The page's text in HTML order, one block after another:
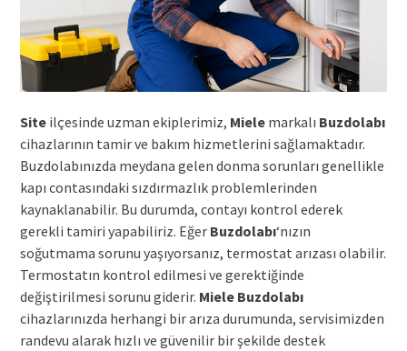
Siteilçesinde uzman ekiplerimiz, Mielemarkalı Buzdolabı
cihazlarının tamir ve bakım hizmetlerini sağlamaktadır.
Buzdolabınızda meydana gelen donma sorunları genellikle
kapı contasındaki sızdırmazlık problemlerinden
kaynaklanabilir. Bu durumda, contayı kontrol ederek
gerekli tamiri yapabiliriz. Eğer Buzdolabı‘nızın
soğutmama sorunu yaşıyorsanız, termostat arızası olabilir.
Termostatın kontrol edilmesi ve gerektiğinde
değiştirilmesi sorunu giderir. Miele Buzdolabı
cihazlarınızda herhangi bir arıza durumunda, servisimizden
randevu alarak hızlı ve güvenilir bir şekilde destek